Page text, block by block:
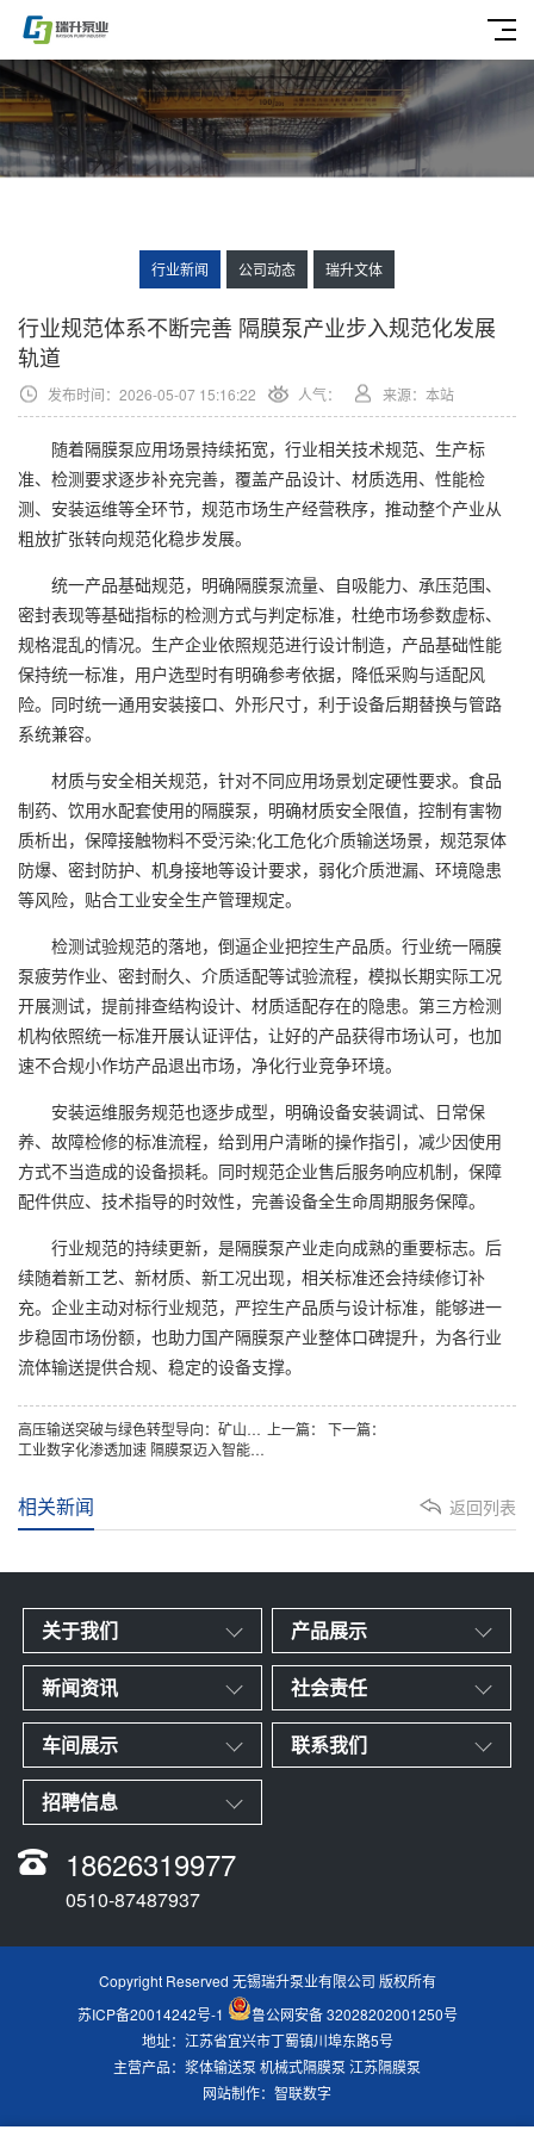
行业新闻 公司动态 瑞升文体
行业规范体系不断完善 隔膜泵产业步入规范化发展
轨道
发布时间：2026-05-07 15:16:22 人气： 来源：本站
随着隔膜泵应用场景持续拓宽，行业相关技术规范、生产标
准、检测要求逐步补充完善，覆盖产品设计、材质选用、性能检
测、安装运维等全环节，规范市场生产经营秩序，推动整个产业从
粗放扩张转向规范化稳步发展。
统一产品基础规范，明确隔膜泵流量、自吸能力、承压范围、
密封表现等基础指标的检测方式与判定标准，杜绝市场参数虚标、
规格混乱的情况。生产企业依照规范进行设计制造，产品基础性能
保持统一标准，用户选型时有明确参考依据，降低采购与适配风
险。同时统一通用安装接口、外形尺寸，利于设备后期替换与管路
系统兼容。
材质与安全相关规范，针对不同应用场景划定硬性要求。食品
制药、饮用水配套使用的隔膜泵，明确材质安全限值，控制有害物
质析出，保障接触物料不受污染;化工危化介质输送场景，规范泵体
防爆、密封防护、机身接地等设计要求，弱化介质泄漏、环境隐患
等风险，贴合工业安全生产管理规定。
检测试验规范的落地，倒逼企业把控生产品质。行业统一隔膜
泵疲劳作业、密封耐久、介质适配等试验流程，模拟长期实际工况
开展测试，提前排查结构设计、材质适配存在的隐患。第三方检测
机构依照统一标准开展认证评估，让好的产品获得市场认可，也加
速不合规小作坊产品退出市场，净化行业竞争环境。
安装运维服务规范也逐步成型，明确设备安装调试、日常保
养、故障检修的标准流程，给到用户清晰的操作指引，减少因使用
方式不当造成的设备损耗。同时规范企业售后服务响应机制，保障
配件供应、技术指导的时效性，完善设备全生命周期服务保障。
行业规范的持续更新，是隔膜泵产业走向成熟的重要标志。后
续随着新工艺、新材质、新工况出现，相关标准还会持续修订补
充。企业主动对标行业规范，严控生产品质与设计标准，能够进一
步稳固市场份额，也助力国产隔膜泵产业整体口碑提升，为各行业
流体输送提供合规、稳定的设备支撑。
上一篇：
高压输送突破与绿色转型导向：矿山浆体输送装备未来展望
下一篇：
工业数字化渗透加速 隔膜泵迈入智能监测新阶段
返回列表
相关新闻
关于我们 产品展示
新闻资讯 社会责任
车间展示 联系我们
招聘信息
18626319977
0510-87487937
Copyright Reserved 无锡瑞升泵业有限公司 版权所有
苏ICP备20014242号-1
鲁公网安备 32028202001250号
地址：江苏省宜兴市丁蜀镇川埠东路5号
主营产品： 浆体输送泵 机械式隔膜泵 江苏隔膜泵
网站制作： 智联数字